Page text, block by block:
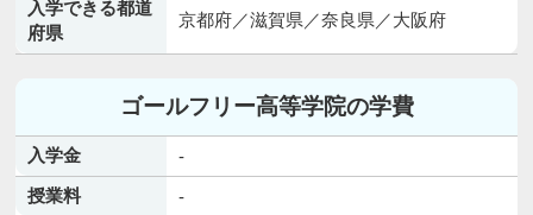
入学できる都道
府県
京都府／滋賀県／奈良県／大阪府
ゴールフリー高等学院の学費
入学金
-
授業料
-